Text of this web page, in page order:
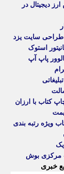
دیجیتال در
طراحی سایت یزد
استوک
پاپ آپ
کتاب با ارزان
ویژه رتبه بندی
مرکزی بوش
خبری